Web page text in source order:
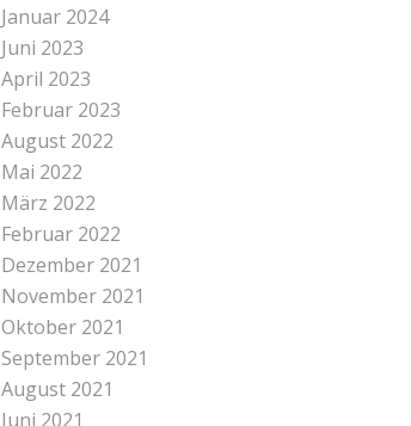
Januar 2024
Juni 2023
April 2023
Februar 2023
August 2022
Mai 2022
März 2022
Februar 2022
Dezember 2021
November 2021
Oktober 2021
September 2021
August 2021
Juni 2021